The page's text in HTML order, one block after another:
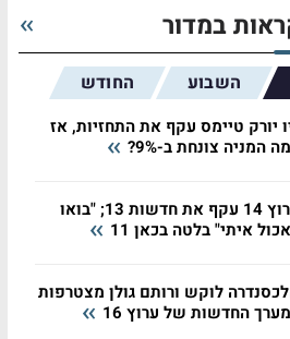
במדור
השבוע החודש
יורק טיימס עקף את התחזיות, אז
המניה צונחת ב-9%?
ערוץ 14 עקף את חדשות 13; "בואו
איתי" בלטה בכאן 11
לוקש ורותם גולן מצטרפות
החדשות של ערוץ 16